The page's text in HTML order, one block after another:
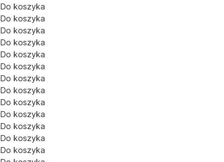
Do koszyka
Do koszyka
Do koszyka
Do koszyka
Do koszyka
Do koszyka
Do koszyka
Do koszyka
Do koszyka
Do koszyka
Do koszyka
Do koszyka
Do koszyka